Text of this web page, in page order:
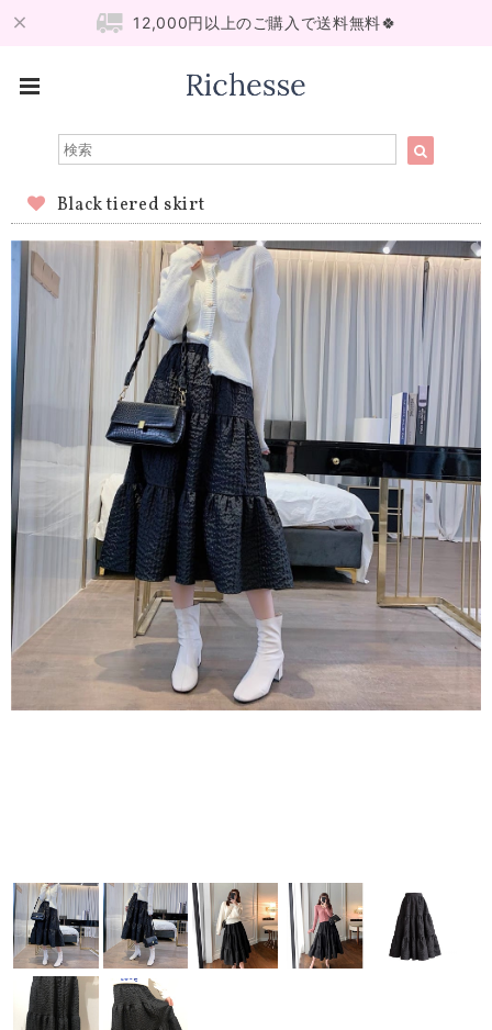
12,000円以上のご購入で送料無料🍀
Black tiered skirt